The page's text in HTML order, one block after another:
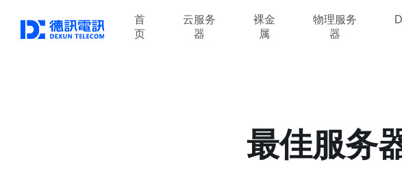
首
页
云服务
器
裸金
属
物理服务
器
最佳服务